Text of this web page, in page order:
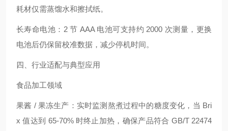
耗材仅需蒸馏水和擦拭纸。
长寿命电池：2 节 AAA 电池可支持约 2000 次测量，更换
电池后仍保留校准数据，减少停机时间。
四、行业适配与典型应用
食品加工领域
果酱 / 果冻生产：实时监测熬煮过程中的糖度变化，当 Bri
x 值达到 65-70% 时终止加热，确保产品符合 GB/T 22474